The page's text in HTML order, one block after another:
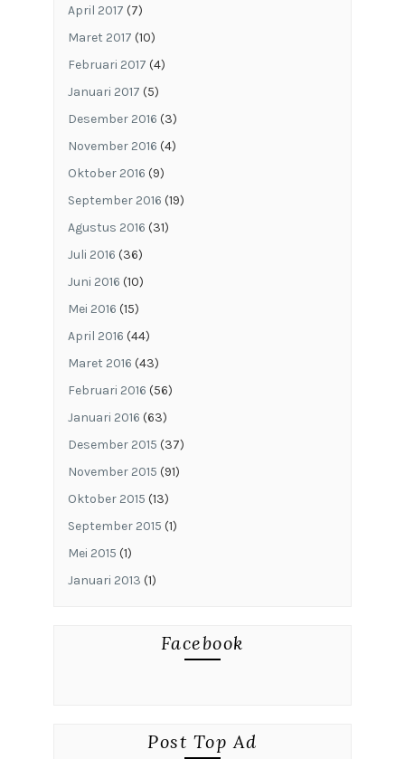
April 2017 (7)
Maret 2017 (10)
Februari 2017 (4)
Januari 2017 (5)
Desember 2016 (3)
November 2016 (4)
Oktober 2016 (9)
September 2016 (19)
Agustus 2016 (31)
Juli 2016 (36)
Juni 2016 (10)
Mei 2016 (15)
April 2016 (44)
Maret 2016 (43)
Februari 2016 (56)
Januari 2016 (63)
Desember 2015 (37)
November 2015 (91)
Oktober 2015 (13)
September 2015 (1)
Mei 2015 (1)
Januari 2013 (1)
Facebook
Post Top Ad